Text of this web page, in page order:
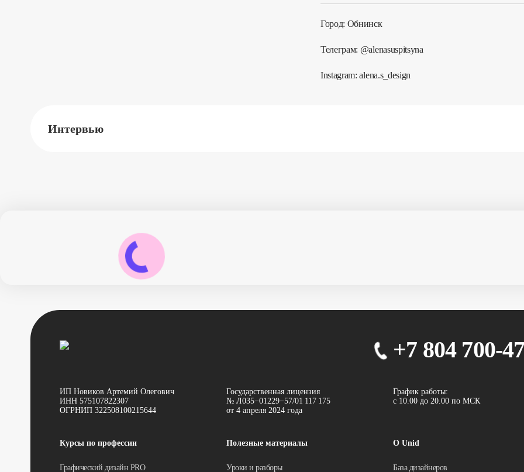
Город: Обнинск
Телеграм: @alenasuspitsyna
Instagram: alena.s_design
Интервью
+7 804 700-
ИП Новиков Артемий Олегович
ИНН 575107822307
ОГРНИП 322508100215644
Государственная лицензия
№ Л035−01229−57/01 117 175
от 4 апреля 2024 года
График работы:
с 10.00 до 20.00 по МСК
Курсы по профессии
Графический дизайн PRO
Полезные материалы
Уроки и разборы
О Unid
База дизайнеров